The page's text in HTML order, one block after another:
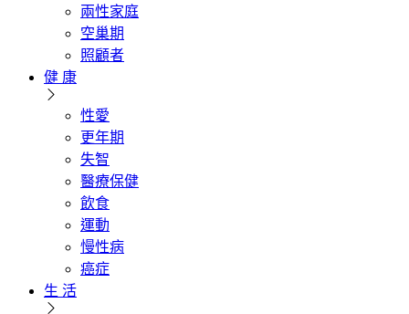
兩性家庭
空巢期
照顧者
健 康
性愛
更年期
失智
醫療保健
飲食
運動
慢性病
癌症
生 活